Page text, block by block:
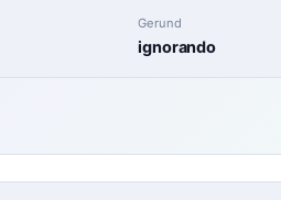
Gerund
ignorando